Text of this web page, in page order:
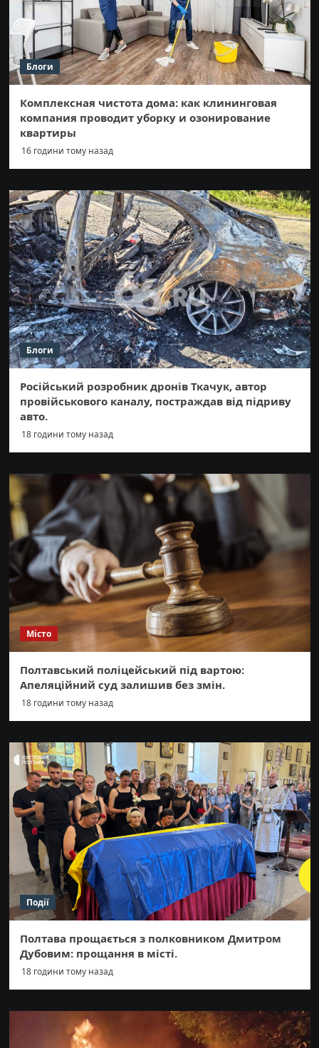
Блоги
Комплексная чистота дома: как клининговая
компания проводит уборку и озонирование
квартиры
16 години тому назад
Блоги
Російський розробник дронів Ткачук, автор
провійськового каналу, постраждав від підриву
авто.
18 години тому назад
Місто
Полтавський поліцейський під вартою:
Апеляційний суд залишив без змін.
18 години тому назад
Події
Полтава прощається з полковником Дмитром
Дубовим: прощання в місті.
18 години тому назад